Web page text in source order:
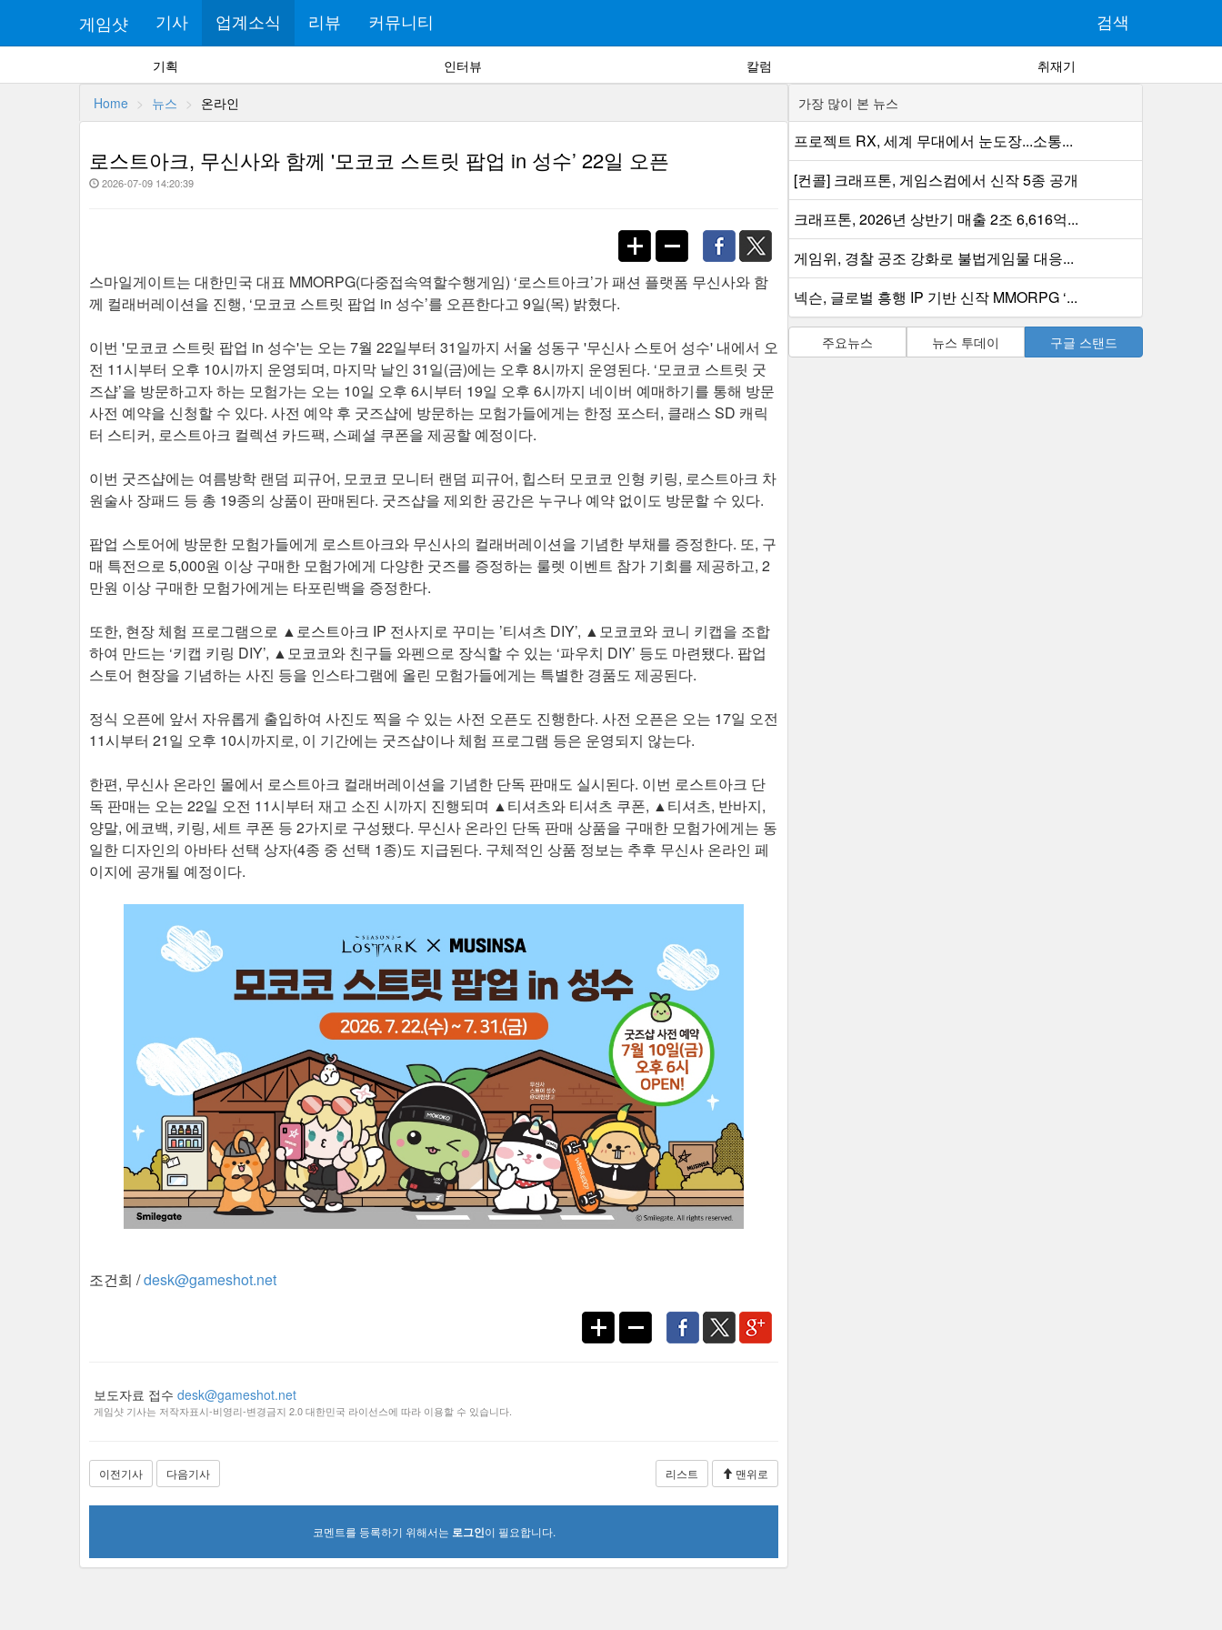
게임샷 기사 업계소식 리뷰 커뮤니티 검색
기획 인터뷰 칼럼 취재기
Home 뉴스 온라인
로스트아크, 무신사와 함께 '모코코 스트릿 팝업 in 성수’ 22일 오픈
2026-07-09 14:20:39
스마일게이트는 대한민국 대표 MMORPG(다중접속역할수행게임) ‘로스트아크’가 패션 플랫폼 무신사와 함
께 컬래버레이션을 진행, ‘모코코 스트릿 팝업 in 성수’를 오픈한다고 9일(목) 밝혔다.
이번 '모코코 스트릿 팝업 in 성수'는 오는 7월 22일부터 31일까지 서울 성동구 '무신사 스토어 성수' 내에서 오
전 11시부터 오후 10시까지 운영되며, 마지막 날인 31일(금)에는 오후 8시까지 운영된다. ‘모코코 스트릿 굿
즈샵’을 방문하고자 하는 모험가는 오는 10일 오후 6시부터 19일 오후 6시까지 네이버 예매하기를 통해 방문
사전 예약을 신청할 수 있다. 사전 예약 후 굿즈샵에 방문하는 모험가들에게는 한정 포스터, 클래스 SD 캐릭
터 스티커, 로스트아크 컬렉션 카드팩, 스페셜 쿠폰을 제공할 예정이다.
이번 굿즈샵에는 여름방학 랜덤 피규어, 모코코 모니터 랜덤 피규어, 힙스터 모코코 인형 키링, 로스트아크 차
원술사 장패드 등 총 19종의 상품이 판매된다. 굿즈샵을 제외한 공간은 누구나 예약 없이도 방문할 수 있다.
팝업 스토어에 방문한 모험가들에게 로스트아크와 무신사의 컬래버레이션을 기념한 부채를 증정한다. 또, 구
매 특전으로 5,000원 이상 구매한 모험가에게 다양한 굿즈를 증정하는 룰렛 이벤트 참가 기회를 제공하고, 2
만원 이상 구매한 모험가에게는 타포린백을 증정한다.
또한, 현장 체험 프로그램으로 ▲로스트아크 IP 전사지로 꾸미는 ’티셔츠 DIY’, ▲모코코와 코니 키캡을 조합
하여 만드는 ‘키캡 키링 DIY’, ▲모코코와 친구들 와펜으로 장식할 수 있는 ‘파우치 DIY’ 등도 마련됐다. 팝업
스토어 현장을 기념하는 사진 등을 인스타그램에 올린 모험가들에게는 특별한 경품도 제공된다.
정식 오픈에 앞서 자유롭게 출입하여 사진도 찍을 수 있는 사전 오픈도 진행한다. 사전 오픈은 오는 17일 오전
11시부터 21일 오후 10시까지로, 이 기간에는 굿즈샵이나 체험 프로그램 등은 운영되지 않는다.
한편, 무신사 온라인 몰에서 로스트아크 컬래버레이션을 기념한 단독 판매도 실시된다. 이번 로스트아크 단
독 판매는 오는 22일 오전 11시부터 재고 소진 시까지 진행되며 ▲티셔츠와 티셔츠 쿠폰, ▲티셔츠, 반바지,
양말, 에코백, 키링, 세트 쿠폰 등 2가지로 구성됐다. 무신사 온라인 단독 판매 상품을 구매한 모험가에게는 동
일한 디자인의 아바타 선택 상자(4종 중 선택 1종)도 지급된다. 구체적인 상품 정보는 추후 무신사 온라인 페
이지에 공개될 예정이다.
조건희 /desk@gameshot.net
보도자료 접수 desk@gameshot.net
게임샷 기사는 저작자표시-비영리-변경금지 2.0 대한민국 라이선스에 따라 이용할 수 있습니다.
이전기사 다음기사 리스트 맨위로
코멘트를 등록하기 위해서는 로그인이 필요합니다.
가장 많이 본 뉴스
프로젝트 RX, 세계 무대에서 눈도장...소통...
[컨콜] 크래프톤, 게임스컴에서 신작 5종 공개
크래프톤, 2026년 상반기 매출 2조 6,616억...
게임위, 경찰 공조 강화로 불법게임물 대응...
넥슨, 글로벌 흥행 IP 기반 신작 MMORPG ‘...
주요뉴스 뉴스 투데이 구글 스탠드